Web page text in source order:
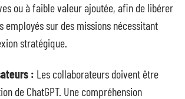
ou à faible valeur ajoutée, afin de libérer
employés sur des missions nécessitant
stratégique.
: Les collaborateurs doivent être
de ChatGPT. Une compréhension